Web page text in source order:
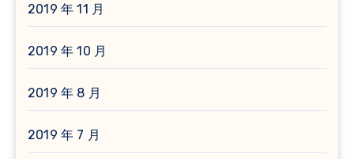
2019 年 11 月
2019 年 10 月
2019 年 8 月
2019 年 7 月